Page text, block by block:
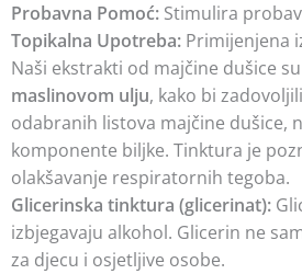
Probavna Pomoć: Stimulira
Topikalna Upotreba: Primijenjena
Naši ekstrakti od majčine dušice
maslinovom ulju, kako bi
odabranih listova majčine dušice,
komponente biljke. Tinktura je
olakšavanje respiratornih tegoba.
Glicerinska tinktura (glicerinat):
izbjegavaju alkohol. Glicerin ne
za djecu i osjetljive osobe.